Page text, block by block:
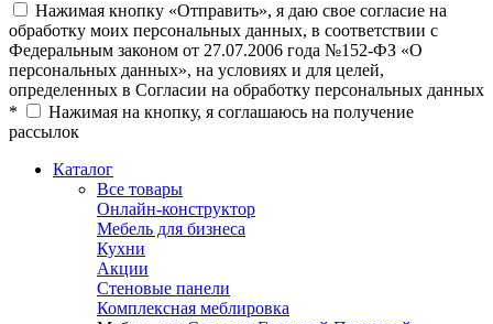
Нажимая кнопку «Отправить», я даю свое согласие на
обработку моих персональных данных, в соответствии с
Федеральным законом от 27.07.2006 года №152-ФЗ «О
персональных данных», на условиях и для целей,
определенных в Согласии на обработку персональных данных
*
Нажимая на кнопку, я соглашаюсь на получение
рассылок
Каталог
Все товары
Онлайн-конструктор
Мебель для бизнеса
Кухни
Акции
Стеновые панели
Комплексная меблировка